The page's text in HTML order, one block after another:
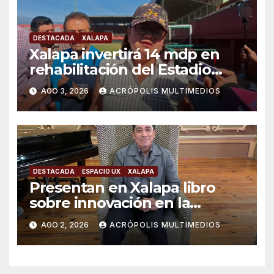
DESTACADA XALAPA
Xalapa invertirá 14 mdp en
rehabilitación del Estadio
Colón
AGO 3, 2026 ACRÓPOLIS MULTIMEDIOS
DESTACADA ESPACIO UX XALAPA
Presentan en Xalapa libro
sobre innovación en la
formación científica
universitaria
AGO 2, 2026 ACRÓPOLIS MULTIMEDIOS